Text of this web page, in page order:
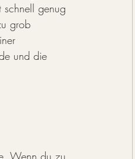
genug
grob
und die
Wenn du zu